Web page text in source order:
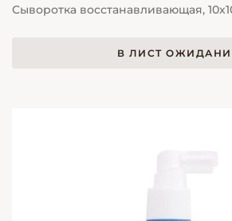
Сыворотка восстанавливающая,
В ЛИСТ